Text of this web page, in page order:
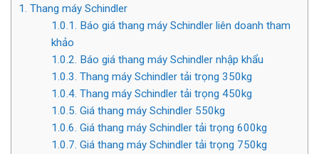
1. Thang máy Schindler
1.0.1. Báo giá thang máy Schindler liên doanh tham
khảo
1.0.2. Báo giá thang máy Schindler nhập khẩu
1.0.3. Thang máy Schindler tải trọng 350kg
1.0.4. Thang máy Schindler tải trọng 450kg
1.0.5. Giá thang máy Schindler 550kg
1.0.6. Giá thang máy Schindler tải trọng 600kg
1.0.7. Giá thang máy Schindler tải trọng 750kg